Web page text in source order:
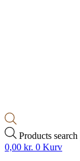
Products search
0,00 kr. 0 Kurv